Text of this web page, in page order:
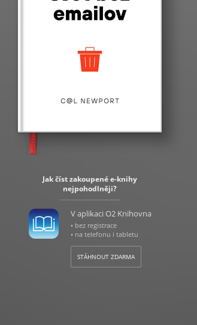
Jak číst zakoupené e-knihy
nejpohodlněji?
V aplikaci O2 Knihovna
• bez registrace
• na telefonu i tabletu
STÁHNOUT ZDARMA